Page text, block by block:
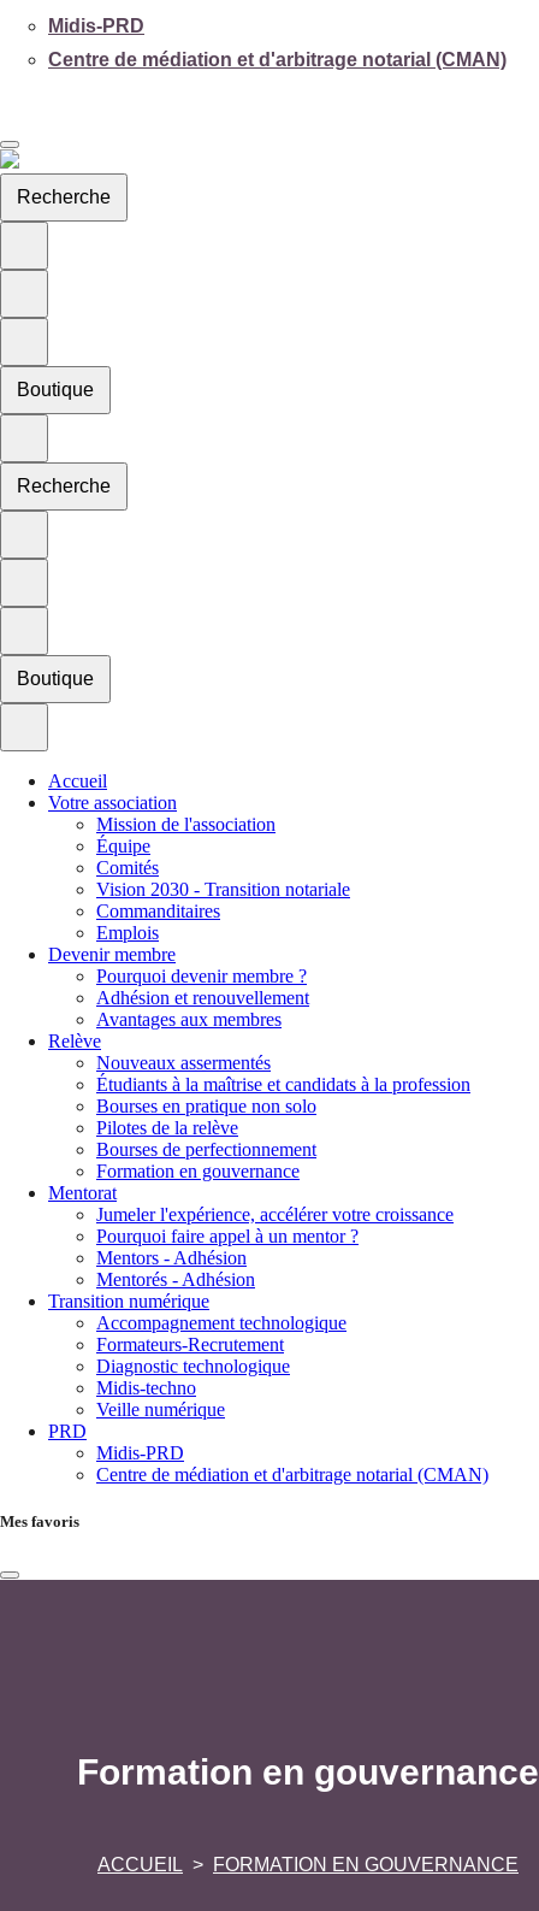
Midis-PRD
Centre de médiation et d'arbitrage notarial (CMAN)
Recherche
Boutique
Recherche
Boutique
Accueil
Votre association
Mission de l'association
Équipe
Comités
Vision 2030 - Transition notariale
Commanditaires
Emplois
Devenir membre
Pourquoi devenir membre ?
Adhésion et renouvellement
Avantages aux membres
Relève
Nouveaux assermentés
Étudiants à la maîtrise et candidats à la profession
Bourses en pratique non solo
Pilotes de la relève
Bourses de perfectionnement
Formation en gouvernance
Mentorat
Jumeler l'expérience, accélérer votre croissance
Pourquoi faire appel à un mentor ?
Mentors - Adhésion
Mentorés - Adhésion
Transition numérique
Accompagnement technologique
Formateurs-Recrutement
Diagnostic technologique
Midis-techno
Veille numérique
PRD
Midis-PRD
Centre de médiation et d'arbitrage notarial (CMAN)
Mes favoris
Formation en gouvernance
ACCUEIL FORMATION EN GOUVERNANCE